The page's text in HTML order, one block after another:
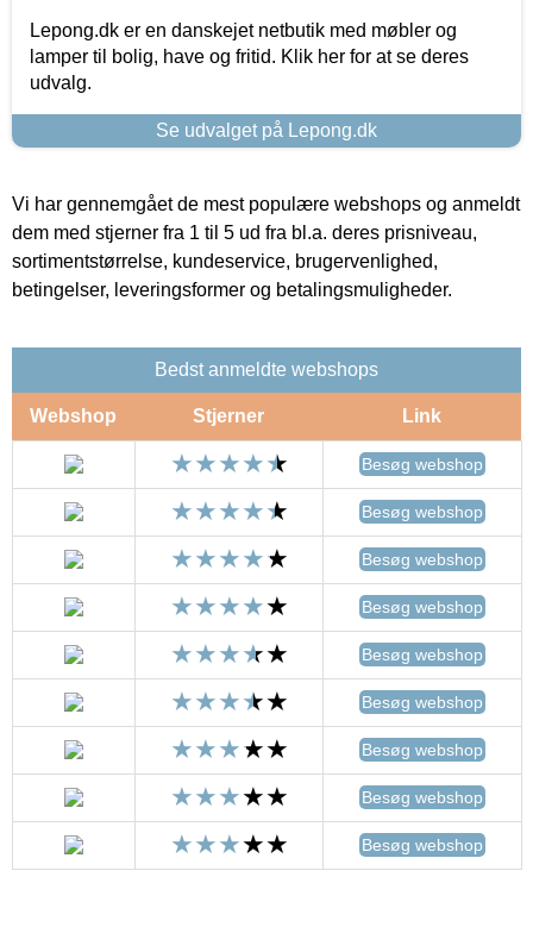
Lepong.dk er en danskejet netbutik med møbler og
lamper til bolig, have og fritid. Klik her for at se deres
udvalg.
Se udvalget på Lepong.dk
Vi har gennemgået de mest populære webshops og anmeldt
dem med stjerner fra 1 til 5 ud fra bl.a. deres prisniveau,
sortimentstørrelse, kundeservice, brugervenlighed,
betingelser, leveringsformer og betalingsmuligheder.
Bedst anmeldte webshops
Webshop Stjerner Link
Besøg webshop
Besøg webshop
Besøg webshop
Besøg webshop
Besøg webshop
Besøg webshop
Besøg webshop
Besøg webshop
Besøg webshop